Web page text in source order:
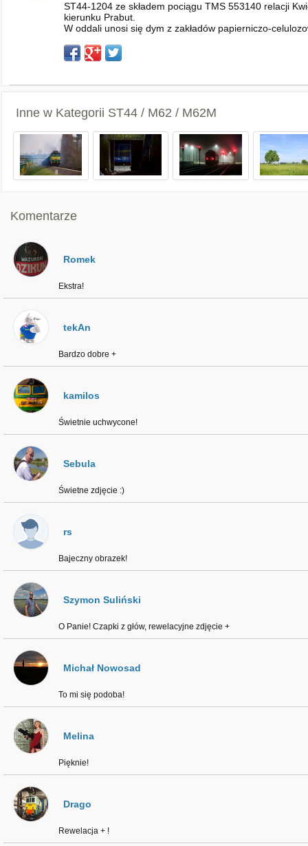
ST44-1204 ze składem pociągu TMS 553140 relacji
kierunku Prabut.
W oddali unosi się dym z zakładów papierniczo-
Inne w Kategorii ST44 / M62 / M62M
Komentarze
Romek
Ekstra!
tekAn
Bardzo dobre +
kamilos
Świetnie uchwycone!
Sebula
Świetne zdjęcie :)
rs
Bajeczny obrazek!
Szymon Suliński
O Panie! Czapki z głów, rewelacyjne zdjęcie +
Michał Nowosad
To mi się podoba!
Melina
Pięknie!
Drago
Rewelacja + !